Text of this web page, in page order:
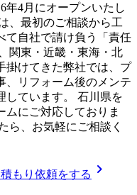
年4月にオープンいたし
、最初のご相談から工
て自社で請け負う「責任
関東・近畿・東海・北
掛けてきた弊社では、プ
、リフォーム後のメンテ
しています。 石川県を
ムにご対応しておりま
ら、お気軽にご相談く
もり依頼をする chevron_right